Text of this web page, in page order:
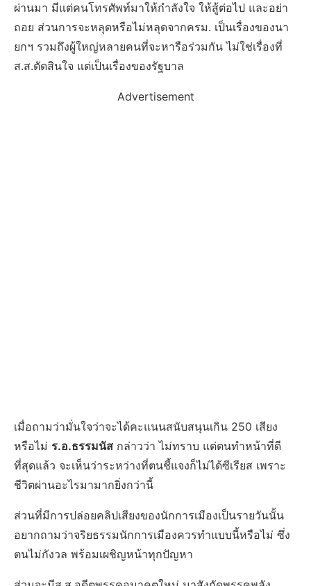
ผ่านมา มีแต่คนโทรศัพท์มาให้กำลังใจ ให้สู้ต่อไป และอย่า
ถอย ส่วนการจะหลุดหรือไม่หลุดจากครม. เป็นเรื่องของนา
ยกฯ รวมถึงผู้ใหญ่หลายคนที่จะหารือร่วมกัน ไม่ใช่เรื่องที่
ส.ส.ตัดสินใจ แต่เป็นเรื่องของรัฐบาล
Advertisement
เมื่อถามว่ามั่นใจว่าจะได้คะแนนสนับสนุนเกิน 250 เสียง
หรือไม่ ร.อ.ธรรมนัส กล่าวว่า ไม่ทราบ แต่ตนทำหน้าที่ดี
ที่สุดแล้ว จะเห็นว่าระหว่างที่ตนชี้แจงก็ไม่ได้ซีเรียส เพราะ
ชีวิตผ่านอะไรมามากยิ่งกว่านี้
ส่วนที่มีการปล่อยคลิปเสียงของนักการเมืองเป็นรายวันนั้น
อยากถามว่าจริยธรรมนักการเมืองควรทำแบบนี้หรือไม่ ซึ่ง
ตนไม่กังวล พร้อมเผชิญหน้าทุกปัญหา